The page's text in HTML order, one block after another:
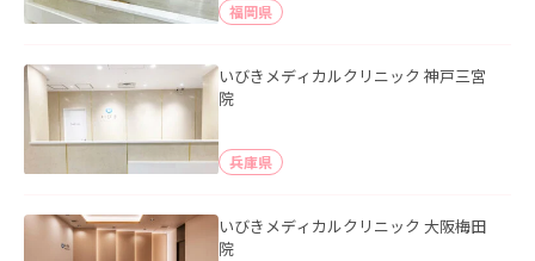
福岡県
いびきメディカルクリニック 神戸三宮
院
兵庫県
いびきメディカルクリニック 大阪梅田
院